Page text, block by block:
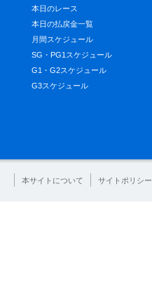
本日のレース
本日の払戻金一覧
月間スケジュール
SG・PG1スケジュール
G1・G2スケジュール
G3スケジュール
本サイトについて サイトポリシー